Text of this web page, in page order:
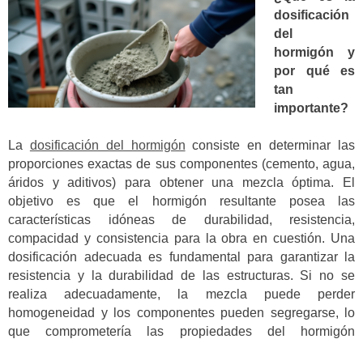
dosificación
del
hormigón y
por qué es
tan
importante?
La dosificación del hormigón consiste en determinar las
proporciones exactas de sus componentes (cemento, agua,
áridos y aditivos) para obtener una mezcla óptima. El
objetivo es que el hormigón resultante posea las
características idóneas de durabilidad, resistencia,
compacidad y consistencia para la obra en cuestión. Una
dosificación adecuada es fundamental para garantizar la
resistencia y la durabilidad de las estructuras. Si no se
realiza adecuadamente, la mezcla puede perder
homogeneidad y los componentes pueden segregarse, lo
que comprometería las propiedades del hormigón